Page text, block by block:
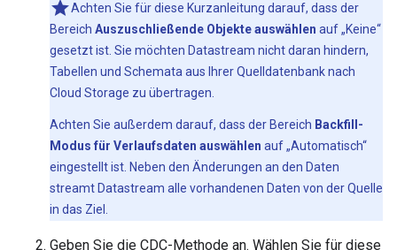
Achten Sie für diese Kurzanleitung darauf, dass der
Bereich Auszuschließende Objekte auswählen auf „Keine“
gesetzt ist. Sie möchten Datastream nicht daran hindern,
Tabellen und Schemata aus Ihrer Quelldatenbank nach
Cloud Storage zu übertragen.
Achten Sie außerdem darauf, dass der Bereich Backfill-
Modus für Verlaufsdaten auswählen auf „Automatisch“
eingestellt ist. Neben den Änderungen an den Daten
streamt Datastream alle vorhandenen Daten von der Quelle
in das Ziel.
Geben Sie die CDC-Methode an. Wählen Sie für diese